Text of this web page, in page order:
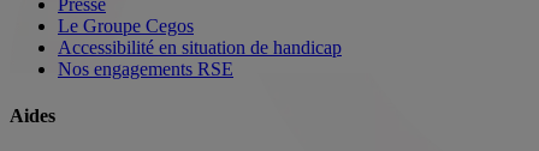
Le Groupe Cegos
Accessibilité en situation de handicap
Nos engagements RSE
Aides